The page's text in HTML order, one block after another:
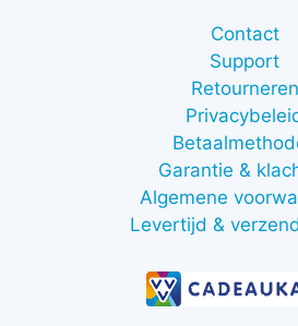
Contact
Support
Retourneren
Garantie &
Algemene
Levertijd &